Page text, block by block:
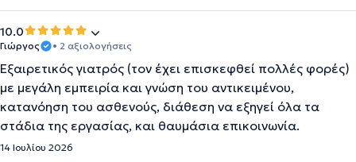
10.0
Γιώργος • 2 αξιολογήσεις
Eξαιρετικός γιατρός (τον έχει επισκεφθεί πολλές φορές)
με μεγάλη εμπειρία και γνώση του αντικειμένου,
κατανόηση του ασθενούς, διάθεση να εξηγεί όλα τα
στάδια της εργασίας, και θαυμάσια επικοινωνία.
14 Ιουλίου 2026